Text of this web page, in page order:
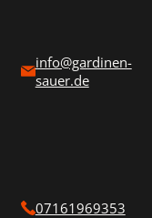
info@gardinen-
sauer.de
07161969353